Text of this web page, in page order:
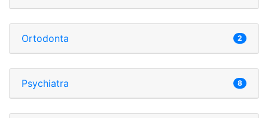
Ortodonta 2
Psychiatra 8